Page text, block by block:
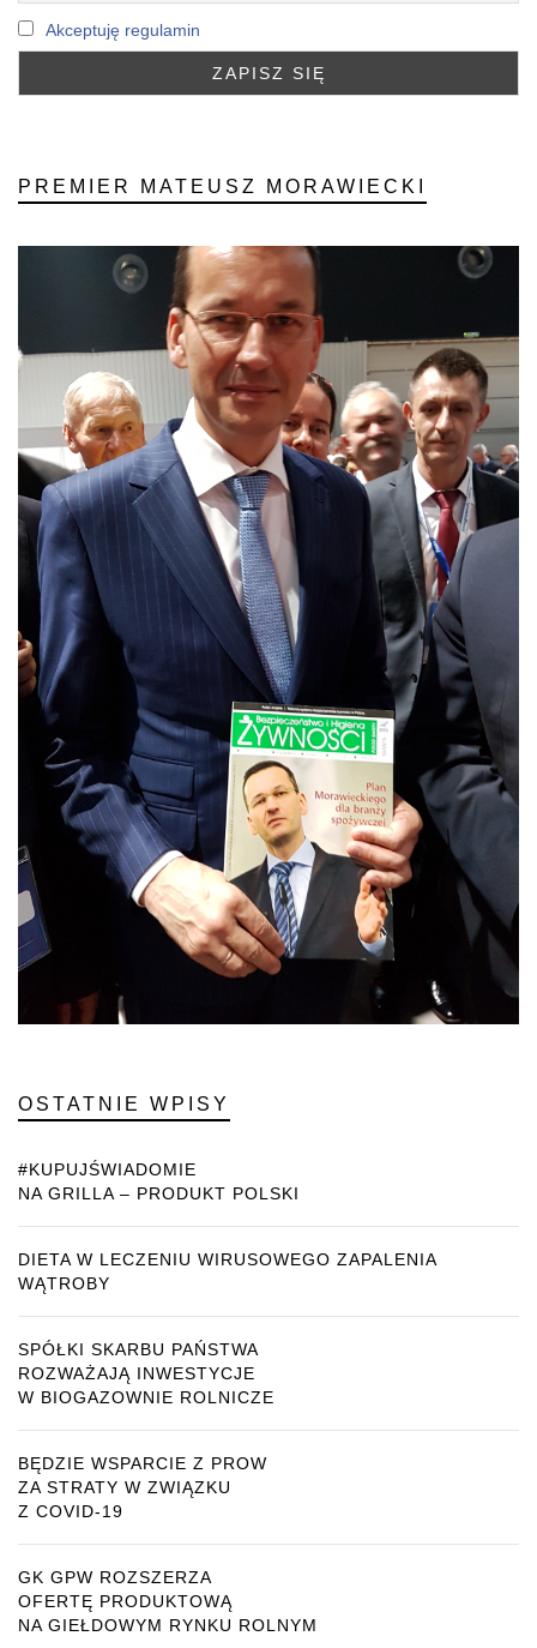
Akceptuję regulamin
PREMIER MATEUSZ MORAWIECKI
OSTATNIE WPISY
#KUPUJŚWIADOMIE
NA GRILLA – PRODUKT POLSKI
DIETA W LECZENIU WIRUSOWEGO ZAPALENIA
WĄTROBY
SPÓŁKI SKARBU PAŃSTWA
ROZWAŻAJĄ INWESTYCJE
W BIOGAZOWNIE ROLNICZE
BĘDZIE WSPARCIE Z PROW
ZA STRATY W ZWIĄZKU
Z COVID-19
GK GPW ROZSZERZA
OFERTĘ PRODUKTOWĄ
NA GIEŁDOWYM RYNKU ROLNYM